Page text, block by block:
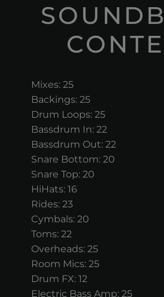
Mixes: 25
Backings: 25
Drum Loops: 25
Bassdrum In: 22
Bassdrum Out: 22
Snare Bottom: 20
Snare Top: 20
HiHats: 16
Rides: 23
Cymbals: 20
Toms: 22
Overheads: 25
Room Mics: 25
Drum FX: 12
Electric Bass Amp: 25